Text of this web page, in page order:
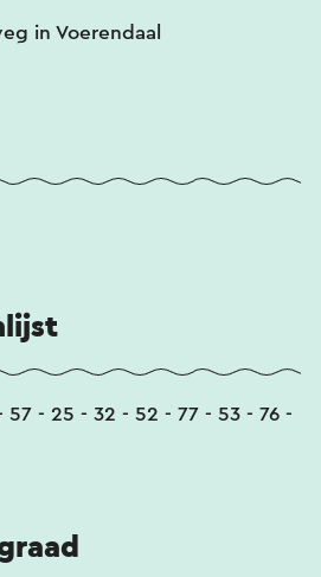
in Voerendaal
57 - 25 - 32 - 52 - 77 - 53 - 76 -